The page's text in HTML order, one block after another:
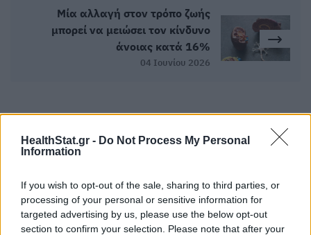
HealthStat.gr - Do Not Process My Personal
Information
If you wish to opt-out of the sale, sharing to third parties, or
processing of your personal or sensitive information for
targeted advertising by us, please use the below opt-out
section to confirm your selection. Please note that after your
Μία αλλαγή στον τρόπο ζωής
μπορεί να μειώσει τον κίνδυνο
άνοιας κατά 16%
04 Ιουνίου 2026
ΣΧΕΤΙΚΑ ΑΡΘΡΑ